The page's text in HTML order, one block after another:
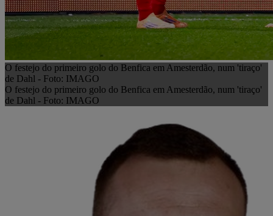
O festejo do primeiro golo do Benfica em Amesterdão, num 'tiraço'
de Dahl - Foto: IMAGO
O festejo do primeiro golo do Benfica em Amesterdão, num 'tiraço'
de Dahl - Foto: IMAGO